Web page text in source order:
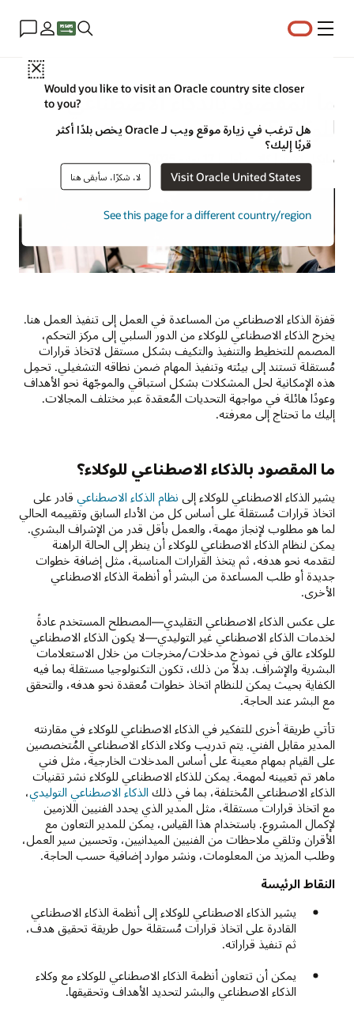
القائمة
Close
Would you like to visit an Oracle country site closer
to you?
هل ترغب في زيارة موقع ويب لـ Oracle يخص بلدًا أكثر
قربًا إليك؟
Visit Oracle United States لا، شكرًا، سأبقى هنا
See this page for a different country/region
ما المقصود بالذكاء الاصطناعي
للوكلاء؟
مايكل تشن | كاتب أول | 17 يونيو 2025
قفزة الذكاء الاصطناعي من المساعدة في العمل إلى تنفيذ العمل هنا.
يخرج الذكاء الاصطناعي للوكلاء من الدور السلبي إلى مركز التحكم،
المصمم للتخطيط والتنفيذ والتكيف بشكل مستقل لاتخاذ قرارات
مُستقلة تستند إلى بيئته وتنفيذ المهام ضمن نطاقه التشغيلي. تحمِل
هذه الإمكانية لحل المشكلات بشكل استباقي والموجّهة نحو الأهداف
وعودًا هائلة في مواجهة التحديات المُعقدة عبر مختلف المجالات.
إليك ما تحتاج إلى معرفته.
ما المقصود بالذكاء الاصطناعي للوكلاء؟
يشير الذكاء الاصطناعي للوكلاء إلى نظام الذكاء الاصطناعي قادر على
اتخاذ قرارات مُستقلة على أساس كل من الأداء السابق وتقييمه الحالي
لما هو مطلوب لإنجاز مهمة، والعمل بأقل قدر من الإشراف البشري.
يمكن لنظام الذكاء الاصطناعي للوكلاء أن ينظر إلى الحالة الراهنة
لتقدمه نحو هدفه، ثم يتخذ القرارات المناسبة، مثل إضافة خطوات
جديدة أو طلب المساعدة من البشر أو أنظمة الذكاء الاصطناعي
الأخرى.
على عكس الذكاء الاصطناعي التقليدي—المصطلح المستخدم عادةً
لخدمات الذكاء الاصطناعي غير التوليدي—لا يكون الذكاء الاصطناعي
للوكلاء عالق في نموذج مدخلات/مخرجات من خلال الاستعلامات
البشرية والإشراف. بدلاً من ذلك، تكون التكنولوجيا مستقلة بما فيه
الكفاية بحيث يمكن للنظام اتخاذ خطوات مُعقدة نحو هدفه، والتحقق
مع البشر عند الحاجة.
تأتي طريقة أخرى للتفكير في الذكاء الاصطناعي للوكلاء في مقارنته
المدير مقابل الفني. يتم تدريب وكلاء الذكاء الاصطناعي المُتخصصين
على القيام بمهام معينة على أساس المدخلات الخارجية، مثل فني
ماهر تم تعيينه لمهمة. يمكن للذكاء الاصطناعي للوكلاء نشر تقنيات
الذكاء الاصطناعي المُختلفة، بما في ذلك الذكاء الاصطناعي التوليدي،
مع اتخاذ قرارات مستقلة، مثل المدير الذي يحدد الفنيين اللازمين
لإكمال المشروع. باستخدام هذا القياس، يمكن للمدير التعاون مع
الأقران وتلقي ملاحظات من الفنيين الميدانيين، وتحسين سير العمل،
وطلب المزيد من المعلومات، ونشر موارد إضافية حسب الحاجة.
النقاط الرئيسة
يشير الذكاء الاصطناعي للوكلاء إلى أنظمة الذكاء الاصطناعي
القادرة على اتخاذ قرارات مُستقلة حول طريقة تحقيق هدف،
ثم تنفيذ قراراته.
يمكن أن تتعاون أنظمة الذكاء الاصطناعي للوكلاء مع وكلاء
الذكاء الاصطناعي والبشر لتحديد الأهداف وتحقيقها.